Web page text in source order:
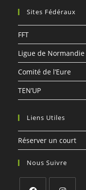
Sites Fédéraux
FFT
Ligue de Normandie
Comité de l’Eure
TEN’UP
Liens Utiles
Réserver un court
Nous Suivre